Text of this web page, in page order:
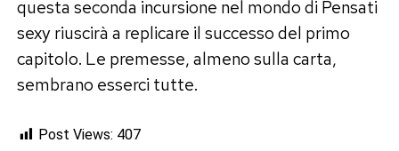
questa seconda incursione nel mondo di Pensati
sexy riuscirà a replicare il successo del primo
capitolo. Le premesse, almeno sulla carta,
sembrano esserci tutte.
Post Views: 407